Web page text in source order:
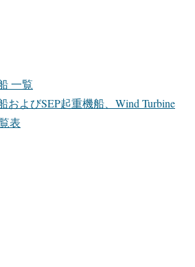
一覧
およびSEP起重機船、Wind Turbine
表